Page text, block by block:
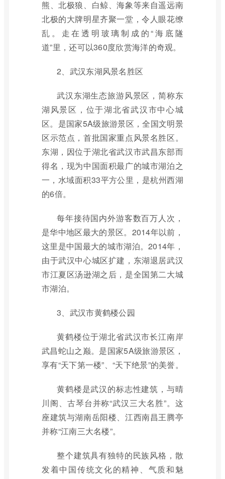
熊、北极狼、白鲸、海象等来自遥远南
北极的大牌明星齐聚一堂，令人眼花缭
乱。走在透明玻璃制成的“海底隧
道”里，还可以360度欣赏海洋的奇观。
2、武汉东湖风景名胜区
武汉东湖生态旅游风景区，简称东
湖风景区，位于湖北省武汉市中心城
区。是国家5A级旅游景区，全国文明景
区示范点，首批国家重点风景名胜区。
东湖，因位于湖北省武汉市武昌东部而
得名，现为中国面积最广的城市湖泊之
一，水域面积33平方公里，是杭州西湖
的6倍。
每年接待国内外游客数百万人次，
是华中地区最大的景区。2014年以前，
这里是中国最大的城市湖泊。2014年，
由于武汉中心城区扩建，东湖退居武汉
市江夏区汤逊湖之后，是全国第二大城
市湖泊。
3、武汉市黄鹤楼公园
黄鹤楼位于湖北省武汉市长江南岸
武昌蛇山之巅。是国家5A级旅游景区，
享有“天下第一楼”、“天下绝景”的美誉。
黄鹤楼是武汉的标志性建筑，与晴
川阁、古琴台并称“武汉三大名胜”。这
座建筑与湖南岳阳楼、江西南昌王腾亭
并称“江南三大名楼”。
整个建筑具有独特的民族风格，散
发着中国传统文化的精神、气质和魅